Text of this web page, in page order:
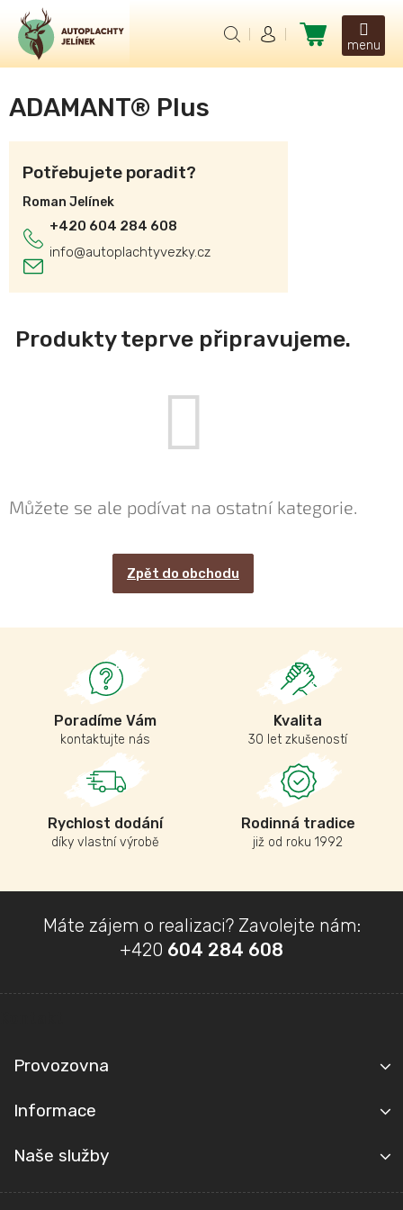
obsah
Nákupní
košík
ADAMANT® Plus
Potřebujete poradit?
Roman Jelínek
info@autoplachtyvezky.cz
+420 604 284 608
Produkty teprve připravujeme.
Můžete se ale podívat na ostatní kategorie.
Zpět do obchodu
Poradíme Vám
kontaktujte nás
Kvalita
30 let zkušeností
Rychlost dodání
díky vlastní výrobě
Rodinná tradice
již od roku 1992
a
Máte zájem o realizaci? Zavolejte nám:
+420 604 284 608
Provozovna
Informace
Naše služby